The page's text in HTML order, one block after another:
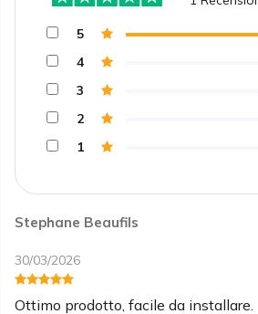
Stephane Beaufils
30/03/2026
Ottimo prodotto, facile da installare.
5
4
3
2
1